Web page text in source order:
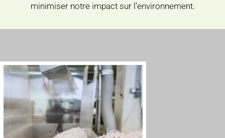
minimiser notre impact sur l’environnement.